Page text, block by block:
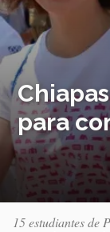
para
15 estudiantes de